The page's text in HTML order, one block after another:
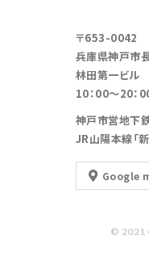
〒653-0042
兵庫県神戸市
林田第一ビル
10：00～20：
神戸市営地下
JR山陽本線「
Google
© 2021